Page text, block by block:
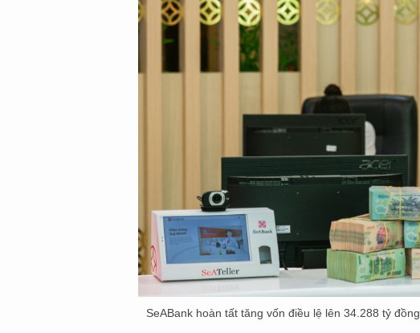
SeABank hoàn tất tăng vốn điều lệ lên 34.288 tỷ đồng